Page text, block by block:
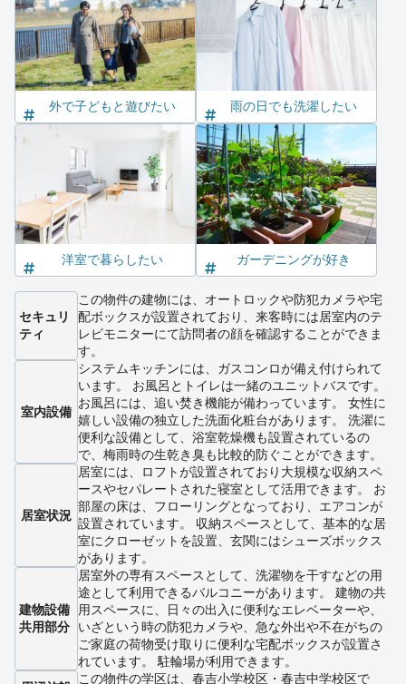
外で子どもと遊びたい 雨の日でも洗濯したい
洋室で暮らしたい ガーデニングが好き
セキュリ
ティ
この物件の建物には、オートロックや防犯カメラや宅
配ボックスが設置されており、来客時には居室内のテ
レビモニターにて訪問者の顔を確認することができま
す。
室内設備
システムキッチンには、ガスコンロが備え付けられて
います。 お風呂とトイレは一緒のユニットバスです。
お風呂には、追い焚き機能が備わっています。 女性に
嬉しい設備の独立した洗面化粧台があります。 洗濯に
便利な設備として、浴室乾燥機も設置されているの
で、梅雨時の生乾き臭も比較的防ぐことができます。
居室状況
居室には、ロフトが設置されており大規模な収納スペ
ースやセパレートされた寝室として活用できます。 お
部屋の床は、フローリングとなっており、エアコンが
設置されています。 収納スペースとして、基本的な居
室にクローゼットを設置、玄関にはシューズボックス
があります。
建物設備
共用部分
居室外の専有スペースとして、洗濯物を干すなどの用
途として利用できるバルコニーがあります。 建物の共
用スペースに、日々の出入に便利なエレベーターや、
いざという時の防犯カメラや、急な外出や不在がちの
ご家庭の荷物受け取りに便利な宅配ボックスが設置さ
れています。 駐輪場が利用できます。
この物件の学区は、春吉小学校区・春吉中学校区で